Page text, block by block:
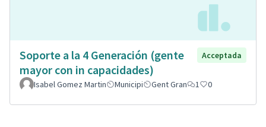
Soporte a la 4 Generación (gente
mayor con in capacidades)
Acceptada
Isabel Gomez Martin Municipi Gent Gran 1 0